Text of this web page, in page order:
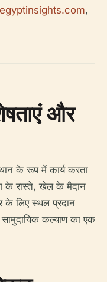
egyptinsights.com,
और
के रूप में कार्य करता
के रास्ते, खेल के मैदान
के लिए स्थल प्रदान
कल्याण का एक